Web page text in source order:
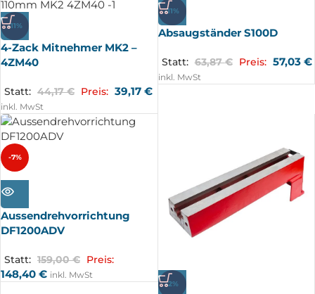
-11%
4-Zack Mitnehmer MK2 –
4ZM40
Statt: 44,17€ Preis: 39,17 €
inkl. MwSt
-11%
Absaugständer S100D
Statt: 63,87€ Preis: 57,03 €
inkl. MwSt
-7%
AUSV
ERKA
UFT
Aussendrehvorrichtung
DF1200ADV
Statt: 159,00€ Preis:
148,40 € inkl. MwSt
-2%